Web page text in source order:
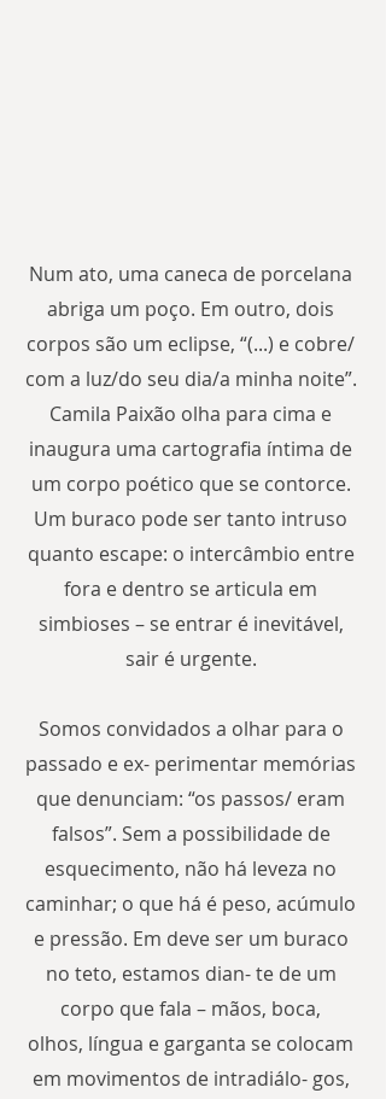
Num ato, uma caneca de porcelana
abriga um poço. Em outro, dois
corpos são um eclipse, “(...) e cobre/
com a luz/do seu dia/a minha noite”.
Camila Paixão olha para cima e
inaugura uma cartografia íntima de
um corpo poético que se contorce.
Um buraco pode ser tanto intruso
quanto escape: o intercâmbio entre
fora e dentro se articula em
simbioses – se entrar é inevitável,
sair é urgente.
Somos convidados a olhar para o
passado e ex- perimentar memórias
que denunciam: “os passos/ eram
falsos”. Sem a possibilidade de
esquecimento, não há leveza no
caminhar; o que há é peso, acúmulo
e pressão. Em deve ser um buraco
no teto, estamos dian- te de um
corpo que fala – mãos, boca,
olhos, língua e garganta se colocam
em movimentos de intradiálo- gos,